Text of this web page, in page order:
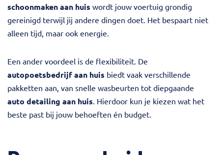
schoonmaken aan huis wordt jouw voertuig grondig
gereinigd terwijl jij andere dingen doet. Het bespaart niet
alleen tijd, maar ook energie.
Een ander voordeel is de flexibiliteit. De
autopoetsbedrijf aan huis biedt vaak verschillende
pakketten aan, van snelle wasbeurten tot diepgaande
auto detailing aan huis . Hierdoor kun je kiezen wat het
beste past bij jouw behoeften én budget.